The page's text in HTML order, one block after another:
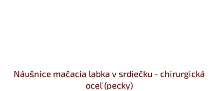
Náušnice mačacia labka v srdiečku - chirurgická
oceľ (pecky)